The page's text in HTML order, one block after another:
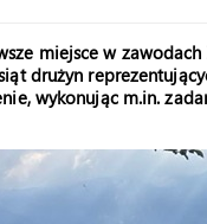
miejsce w
drużyn
wykonując m.in.